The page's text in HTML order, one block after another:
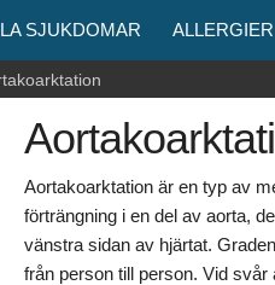
SJUKDOMAR ALLERGIER
Aortakoarktation är en typ av
förträngning i en del av aorta,
vänstra sidan av hjärtat.
från person till person. Vid